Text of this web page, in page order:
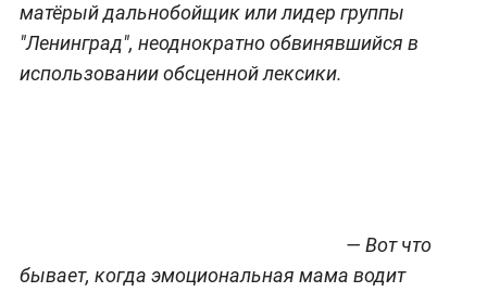
матёрый дальнобойщик или лидер группы
"Ленинград", неоднократно обвинявшийся в
использовании обсценной лексики.
— Вот что
бывает, когда эмоциональная мама водит